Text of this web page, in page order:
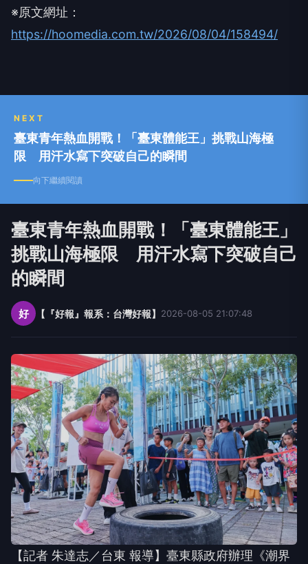
※原文網址：
https://hoomedia.com.tw/2026/08/04/158494/
NEXT
臺東青年熱血開戰！「臺東體能王」挑戰山海極
限 用汗水寫下突破自己的瞬間
向下繼續閱讀
臺東青年熱血開戰！「臺東體能王」
挑戰山海極限 用汗水寫下突破自己
的瞬間
好 【『好報』報系：台灣好報】 2026-08-05 21:07:48
【記者 朱達志／台東 報導】臺東縣政府辦理《潮界